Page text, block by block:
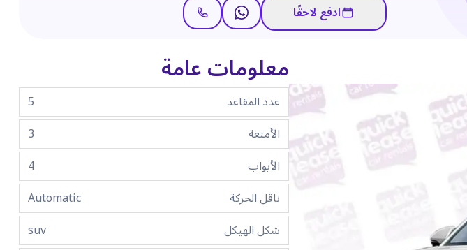
ادفع لاحقًا
معلومات عامة
عدد المقاعد
5
الأمتعة
3
الأبواب
4
ناقل الحركة
Automatic
شكل الهيكل
suv